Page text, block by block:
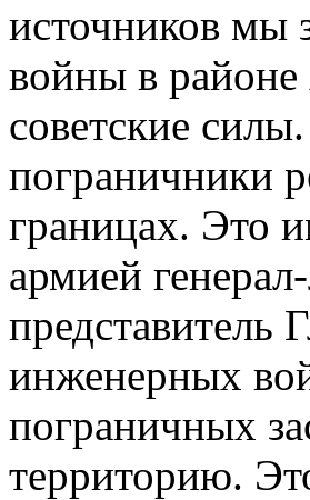
источников мы
войны в
советские
пограничники
границах. Это
армией
представитель
инженерных
пограничных
территорию.